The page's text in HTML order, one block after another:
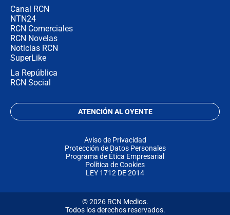
Canal RCN
NTN24
RCN Comerciales
RCN Novelas
Noticias RCN
SuperLike
La República
RCN Social
ATENCIÓN AL OYENTE
Aviso de Privacidad
Protección de Datos Personales
Programa de Ética Empresarial
Política de Cookies
LEY 1712 DE 2014
© 2026 RCN Medios.
Todos los derechos reservados.